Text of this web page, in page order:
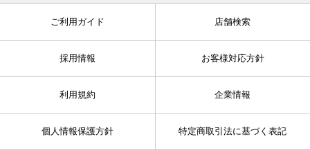
ご利用ガイド 店舗検索
採用情報 お客様対応方針
利用規約 企業情報
個人情報保護方針 特定商取引法に基づく表記